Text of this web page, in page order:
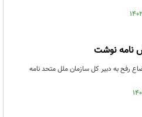
نامه نوشت
رفح به دبیر کل سازمان ملل متحد نامه